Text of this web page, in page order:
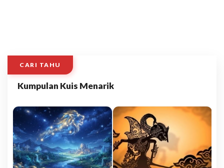
CARI TAHU
Kumpulan Kuis Menarik